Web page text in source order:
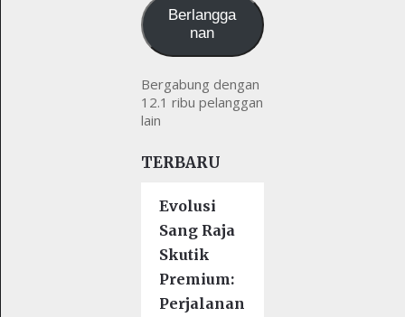
Berlangga
nan
Bergabung dengan
12.1 ribu pelanggan
lain
TERBARU
Evolusi
Sang Raja
Skutik
Premium:
Perjalanan